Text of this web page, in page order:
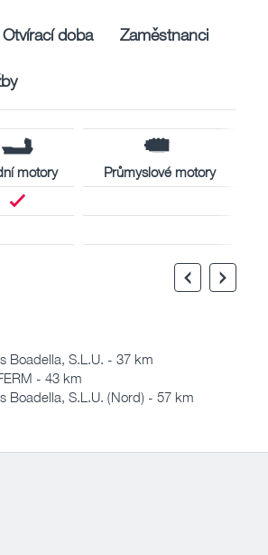
Otvírací doba Zaměstnanci
motory
Průmyslové motory
Boadella, S.L.U. - 37 km
- 43 km
Boadella, S.L.U. (Nord) - 57 km